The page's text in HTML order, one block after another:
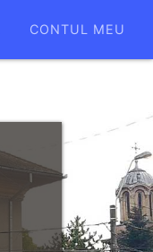
CONTUL MEU